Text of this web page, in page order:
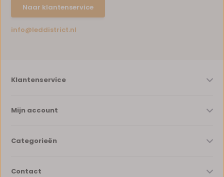
Naar klantenservice
info@leddistrict.nl
Klantenservice
Mijn account
Categorieën
Contact